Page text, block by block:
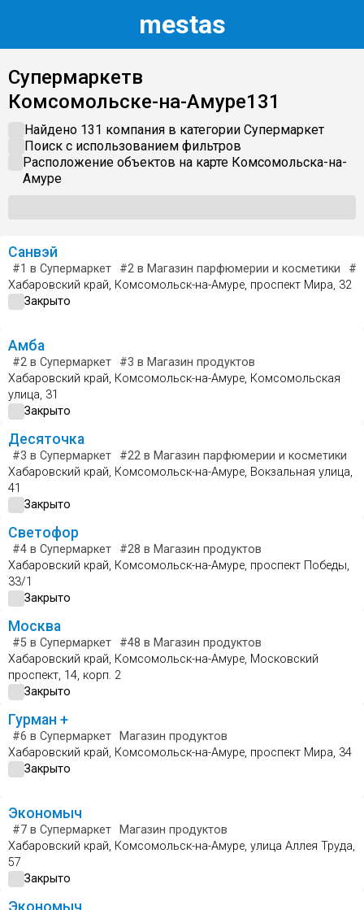
mestas
Супермаркетв
Комсомольске-на-Амуре131
Найдено 131 компания в категории Супермаркет
Поиск с использованием фильтров
Расположение объектов на карте Комсомольска-на-
Амуре
Санвэй
#1 в Супермаркет #2 в Магазин парфюмерии и косметики #2
Хабаровский край, Комсомольск-на-Амуре, проспект Мира, 32
Закрыто
Амба
#2 в Супермаркет #3 в Магазин продуктов
Хабаровский край, Комсомольск-на-Амуре, Комсомольская
улица, 31
Закрыто
Десяточка
#3 в Супермаркет #22 в Магазин парфюмерии и косметики
Хабаровский край, Комсомольск-на-Амуре, Вокзальная улица,
41
Закрыто
Светофор
#4 в Супермаркет #28 в Магазин продуктов
Хабаровский край, Комсомольск-на-Амуре, проспект Победы,
33/1
Закрыто
Москва
#5 в Супермаркет #48 в Магазин продуктов
Хабаровский край, Комсомольск-на-Амуре, Московский
проспект, 14, корп. 2
Закрыто
Гурман +
#6 в Супермаркет
Магазин продуктов
Хабаровский край, Комсомольск-на-Амуре, проспект Мира, 34
Закрыто
Экономыч
#7 в Супермаркет
Магазин продуктов
Хабаровский край, Комсомольск-на-Амуре, улица Аллея Труда,
57
Закрыто
Экономыч